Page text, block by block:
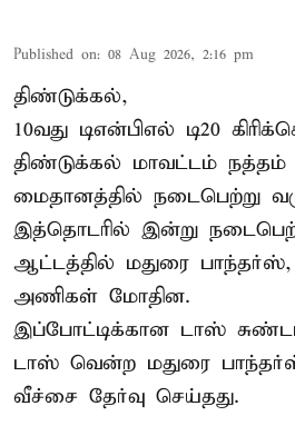
Published on: 08 Aug 2026, 2:16 pm
திண்டுக்கல்,
10வது டிஎன்பிஎல் டி20
திண்டுக்கல் மாவட்டம் நத்தம்
மைதானத்தில் நடைபெற்று
இத்தொடரில் இன்று
ஆட்டத்தில் மதுரை
அணிகள் மோதின.
இப்போட்டிக்கான டாஸ்
டாஸ் வென்ற மதுரை
வீச்சை தேர்வு செய்தது.